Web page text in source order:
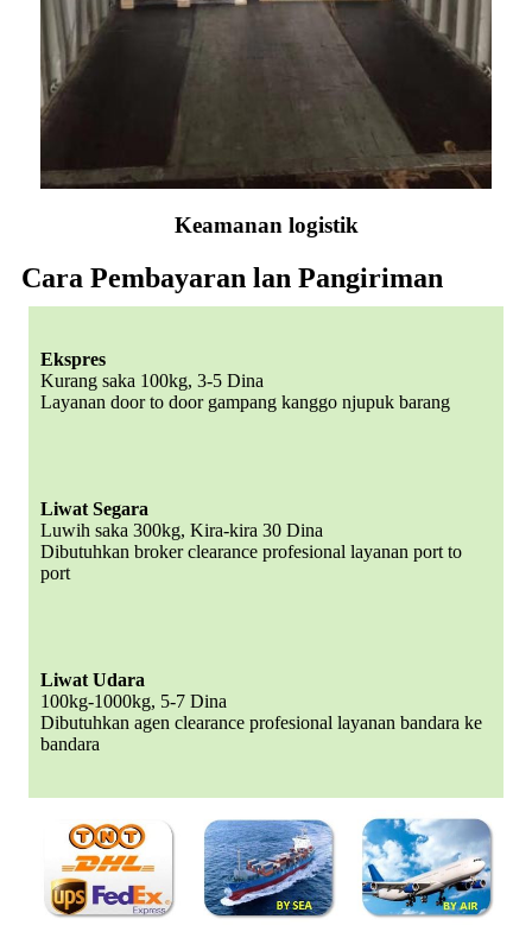
Keamanan logistik
Cara Pembayaran lan Pangiriman
Ekspres
Kurang saka 100kg, 3-5 Dina
Layanan door to door gampang kanggo njupuk barang
Liwat Segara
Luwih saka 300kg, Kira-kira 30 Dina
Dibutuhkan broker clearance profesional layanan port to
port
Liwat Udara
100kg-1000kg, 5-7 Dina
Dibutuhkan agen clearance profesional layanan bandara ke
bandara